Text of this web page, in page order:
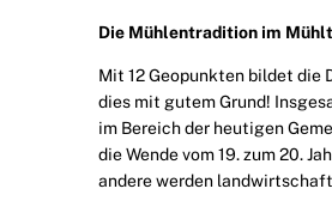
Die Mühlentradition im
Mit 12 Geopunkten bildet die
dies mit gutem Grund!
im Bereich der heutigen
die Wende vom 19. zum 20.
andere werden